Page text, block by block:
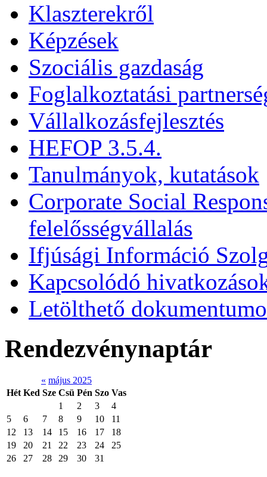
Klaszterekről
Képzések
Szociális gazdaság
Foglalkoztatási
Vállalkozásfejlesztés
HEFOP 3.5.4.
Tanulmányok, kutatások
Corporate Social
felelősségvállalás
Ifjúsági Információ
Kapcsolódó
Letölthető
Rendezvénynaptár
« május 2025
Hét Ked Sze Csü Pén Szo Vas
1
2 3
4
5
6 7 8 9 10
11
12
13 14 15 16 17
18
19
20 21 22 23 24
25
26
27 28 29 30 31